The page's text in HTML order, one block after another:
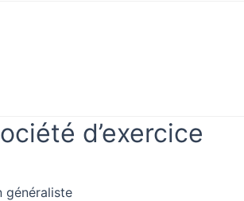
d’exercice
généraliste